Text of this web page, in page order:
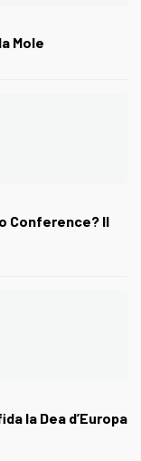
Mole
Conference? Il
la Dea d’Europa